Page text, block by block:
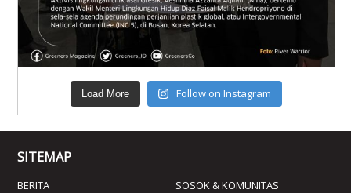
Load More Follow on Instagram
SITEMAP
BERITA
SOSOK & KOMUNITAS